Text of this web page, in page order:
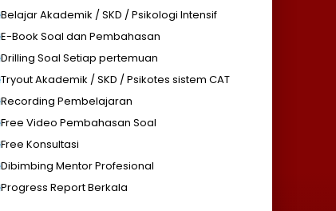
Belajar Akademik / SKD / Psikologi Intensif
E-Book Soal dan Pembahasan
Drilling Soal Setiap pertemuan
Tryout Akademik / SKD / Psikotes sistem CAT
Recording Pembelajaran
Free Video Pembahasan Soal
Free Konsultasi
Dibimbing Mentor Profesional
Progress Report Berkala